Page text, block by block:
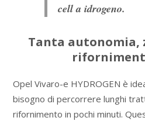
cell a idrogeno.
Tanta autonomia,
Opel Vivaro-e HYDROGEN è
bisogno di percorrere lunghi
rifornimento in pochi minuti.